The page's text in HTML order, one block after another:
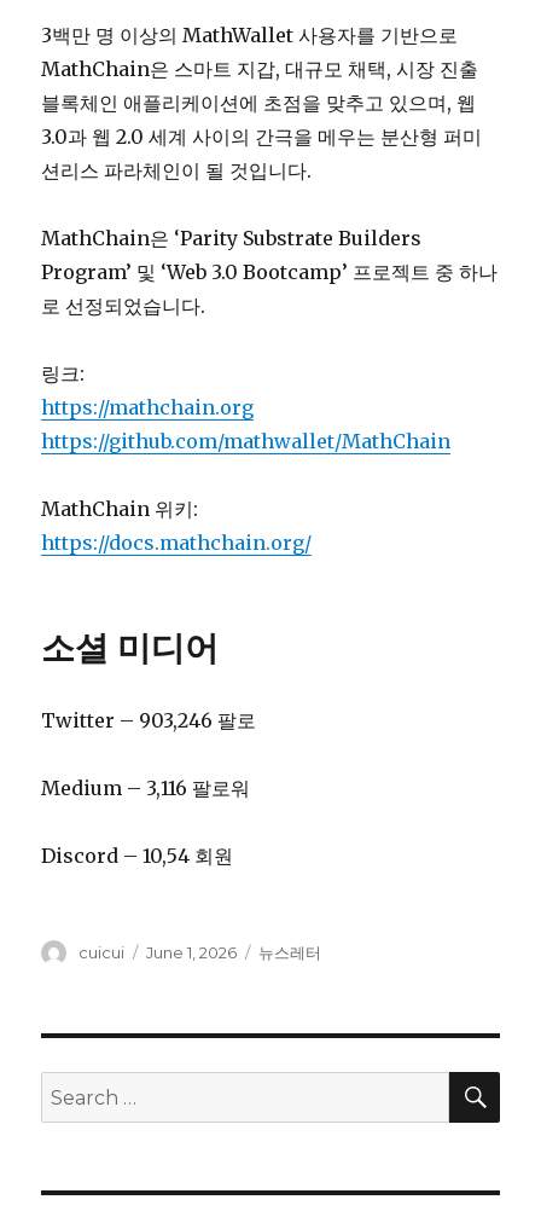
3백만 명 이상의 MathWallet 사용자를 기반으로
MathChain은 스마트 지갑, 대규모 채택, 시장 진출
블록체인 애플리케이션에 초점을 맞추고 있으며, 웹
3.0과 웹 2.0 세계 사이의 간극을 메우는 분산형 퍼미
션리스 파라체인이 될 것입니다.
MathChain은 ‘Parity Substrate Builders
Program’ 및 ‘Web 3.0 Bootcamp’ 프로젝트 중 하나
로 선정되었습니다.
링크:
https://mathchain.org
https://github.com/mathwallet/MathChain
MathChain 위키:
https://docs.mathchain.org/
소셜 미디어
Twitter – 903,246 팔로
Medium – 3,116 팔로워
Discord – 10,54 회원
Author
cuicui
Posted
June 1, 2026 Tags
뉴스레터
Search
for: